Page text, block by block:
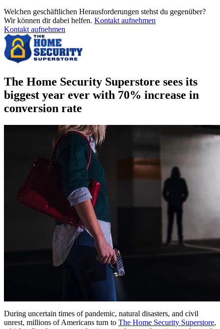
Welchen geschäftlichen Herausforderungen stehst du gegenüber?
Wir können dir dabei helfen. Kontakt aufnehmen
Kontakt aufnehmen
The Home Security Superstore sees its
biggest year ever with 70% increase in
conversion rate
During uncertain times of pandemic, natural disasters, and civil
unrest, millions of Americans turn to The Home Security Superstore,